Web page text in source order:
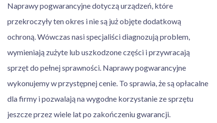
Naprawy pogwarancyjne dotyczą urządzeń, które
przekroczyły ten okres i nie są już objęte dodatkową
ochroną. Wówczas nasi specjaliści diagnozują problem,
wymieniają zużyte lub uszkodzone części i przywracają
sprzęt do pełnej sprawności. Naprawy pogwarancyjne
wykonujemy w przystępnej cenie. To sprawia, że są opłacalne
dla firmy i pozwalają na wygodne korzystanie ze sprzętu
jeszcze przez wiele lat po zakończeniu gwarancji.